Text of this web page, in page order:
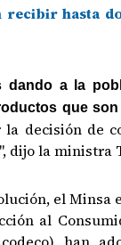
recibir hasta
dando a la
que son
decisión de
dijo la ministra
el Minsa
al